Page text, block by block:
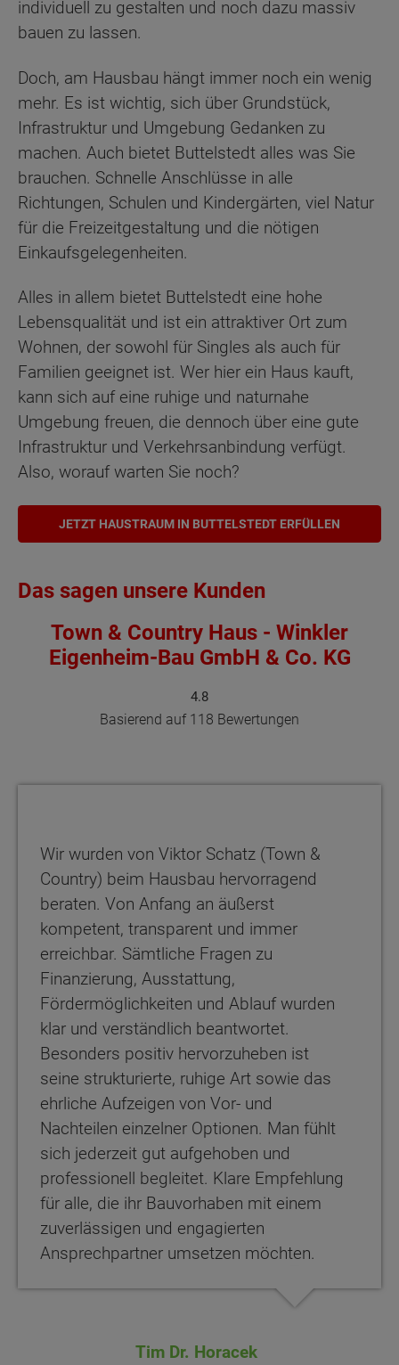
individuell zu gestalten und noch dazu massiv
bauen zu lassen.
Doch, am Hausbau hängt immer noch ein wenig
mehr. Es ist wichtig, sich über Grundstück,
Infrastruktur und Umgebung Gedanken zu
machen. Auch bietet Buttelstedt alles was Sie
brauchen. Schnelle Anschlüsse in alle
Richtungen, Schulen und Kindergärten, viel Natur
für die Freizeitgestaltung und die nötigen
Einkaufsgelegenheiten.
Alles in allem bietet Buttelstedt eine hohe
Lebensqualität und ist ein attraktiver Ort zum
Wohnen, der sowohl für Singles als auch für
Familien geeignet ist. Wer hier ein Haus kauft,
kann sich auf eine ruhige und naturnahe
Umgebung freuen, die dennoch über eine gute
Infrastruktur und Verkehrsanbindung verfügt.
Also, worauf warten Sie noch?
JETZT HAUSTRAUM IN BUTTELSTEDT ERFÜLLEN
Das sagen unsere Kunden
Town & Country Haus - Winkler
Eigenheim-Bau GmbH & Co. KG
4.8
Basierend auf 118 Bewertungen
Wir wurden von Viktor Schatz (Town &
Country) beim Hausbau hervorragend
beraten. Von Anfang an äußerst
kompetent, transparent und immer
erreichbar. Sämtliche Fragen zu
Finanzierung, Ausstattung,
Fördermöglichkeiten und Ablauf wurden
klar und verständlich beantwortet.
Besonders positiv hervorzuheben ist
seine strukturierte, ruhige Art sowie das
ehrliche Aufzeigen von Vor- und
Nachteilen einzelner Optionen. Man fühlt
sich jederzeit gut aufgehoben und
professionell begleitet. Klare Empfehlung
für alle, die ihr Bauvorhaben mit einem
zuverlässigen und engagierten
Ansprechpartner umsetzen möchten.
Tim Dr. Horacek